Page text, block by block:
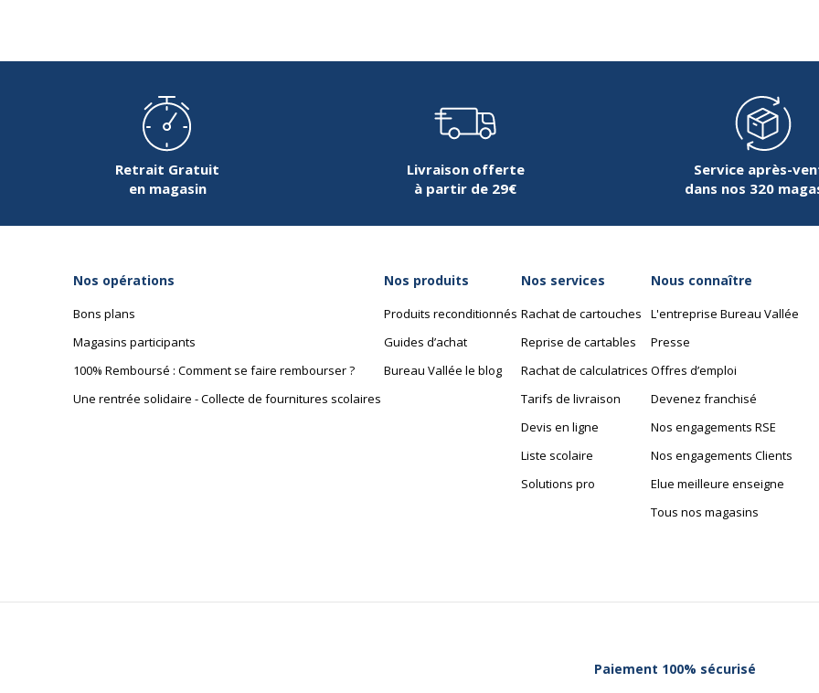
Données d'identification
Données d'identification
Marque Burocean
Référence produit fabricant OL914YRB
Données logistiques
Données logistiques
Nombre de colis
minimale
Garantie
Garantie
Retrait Gratuit
en magasin
Livraison offerte
à partir de 29€
Service après-
dans nos 320
Nos opérations
Bons plans
Magasins participants
100% Remboursé : Comment se faire rembourser ?
Une rentrée solidaire - Collecte de fournitures scolaires
Nos produits
Produits reconditionnés
Guides d’achat
Bureau Vallée le blog
Nos services
Rachat de cartouches
Reprise de cartables
Rachat de calculatrices
Tarifs de livraison
Devis en ligne
Liste scolaire
Solutions pro
Nous connaître
L'entreprise Bureau Vallée
Presse
Offres d’emploi
Devenez franchisé
Nos engagements RSE
Nos engagements Clients
Elue meilleure enseigne
Tous nos magasins
Paiement 100% sécurisé